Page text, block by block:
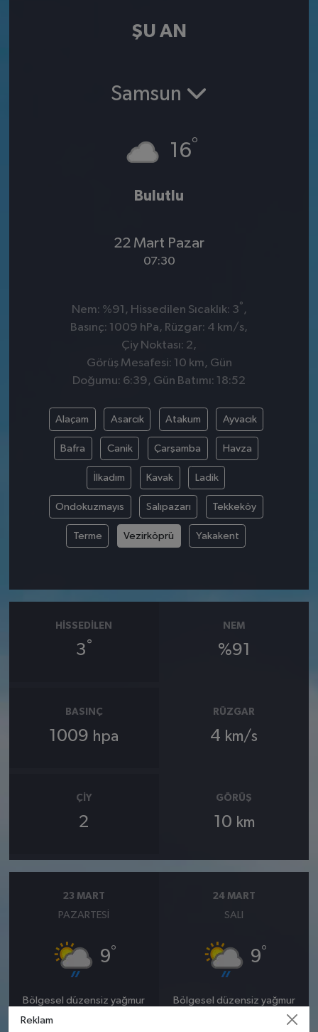
ŞU AN
Samsun
16°
Bulutlu
22 Mart Pazar
07:30
Nem: %91, Hissedilen Sıcaklık: 3° ,
Basınç: 1009 hPa, Rüzgar: 4 km/s,
Çiy Noktası: 2,
Görüş Mesafesi: 10 km, Gün
Doğumu: 6:39, Gün Batımı: 18:52
Alaçam Asarcık Atakum Ayvacık
Bafra Canik Çarşamba Havza
İlkadım Kavak Ladik
Ondokuzmayıs Salıpazarı Tekkeköy
Terme Vezirköprü Yakakent
HISSEDILEN
3°
NEM
%91
BASINÇ
1009 hpa
RÜZGAR
4 km/s
ÇIY
2
GÖRÜŞ
10 km
23 MART
PAZARTESI
9°
Bölgesel düzensiz yağmur
24 MART
SALI
9°
Bölgesel düzensiz yağmur
Reklam